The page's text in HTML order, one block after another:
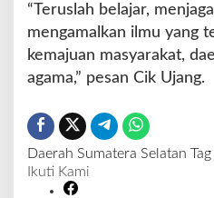
“Teruslah belajar,
mengamalkan ilmu yang
kemajuan masyarakat,
agama,” pesan Cik Ujang.
Daerah Sumatera Selatan
Ikuti Kami